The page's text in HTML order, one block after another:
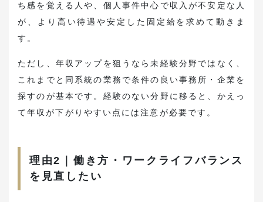
ち感を覚える人や、個人事件中心で収入が不安定な人
が、より高い待遇や安定した固定給を求めて動きま
す。
ただし、年収アップを狙うなら未経験分野ではなく、
これまでと同系統の業務で条件の良い事務所・企業を
探すのが基本です。経験のない分野に移ると、かえっ
て年収が下がりやすい点には注意が必要です。
理由2｜働き方・ワークライフバランス
を見直したい